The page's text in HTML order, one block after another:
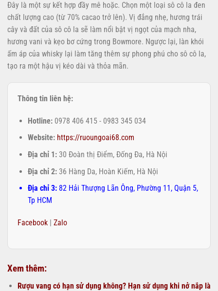
Đây là một sự kết hợp đầy mê hoặc. Chọn một loại sô cô la đen
chất lượng cao (từ 70% cacao trở lên). Vị đắng nhẹ, hương trái
cây và đất của sô cô la sẽ làm nổi bật vị ngọt của mạch nha,
hương vani và kẹo bơ cứng trong Bowmore. Ngược lại, làn khói
ấm áp của whisky lại làm tăng thêm sự phong phú cho sô cô la,
tạo ra một hậu vị kéo dài và thỏa mãn.
Thông tin liên hệ:
Hotline:0978 406 415 - 0983 345 034
Website: https://ruoungoai68.com
Địa chỉ 1:30 Đoàn thị Điểm, Đống Đa, Hà Nội
Địa chỉ 2:36 Hàng Da, Hoàn Kiếm, Hà Nội
Địa chỉ 3:82 Hải Thượng Lãn Ông, Phường 11, Quận 5,
Tp HCM
Facebook | Zalo
Xem thêm:
Rượu vang có hạn sử dụng không? Hạn sử dụng khi nở nắp là